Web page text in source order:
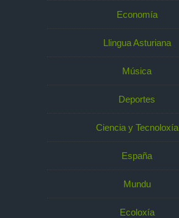
Economía
Llingua Asturiana
Música
Deportes
Ciencia y Tecnoloxía
España
Mundu
Ecoloxía